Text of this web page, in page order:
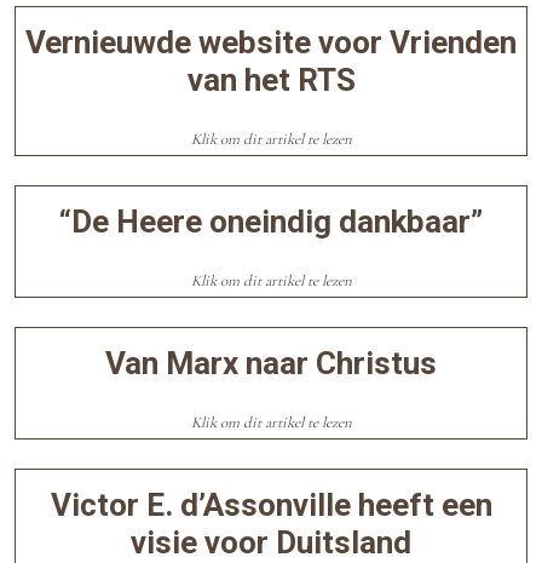
Vernieuwde website voor Vrienden
van het RTS
Klik om dit artikel te lezen
“De Heere oneindig dankbaar”
Klik om dit artikel te lezen
Van Marx naar Christus
Klik om dit artikel te lezen
Victor E. d’Assonville heeft een
visie voor Duitsland